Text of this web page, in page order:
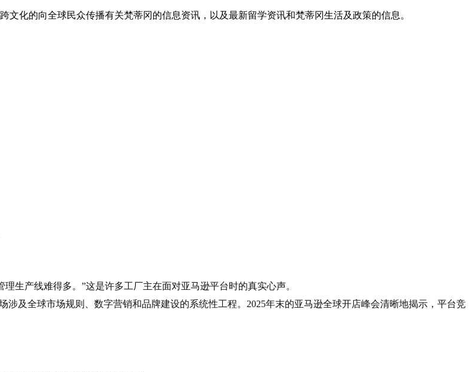
化的向全球民众传播有关梵蒂冈的信息资讯，以及最新留学资讯和梵蒂冈生活及政策的信息。
生产线难得多。”这是许多工厂主在面对亚马逊平台时的真实心声。
涉及全球市场规则、数字营销和品牌建设的系统性工程。2025年末的亚马逊全球开店峰会清晰地揭示，平台竞